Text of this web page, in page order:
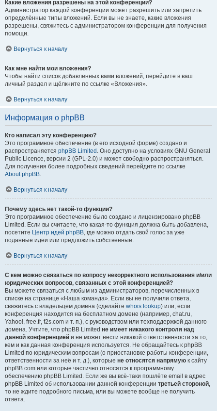
Какие вложения разрешены на этой конференции?
Администратор каждой конференции может разрешить или запретить
определённые типы вложений. Если вы не знаете, какие вложения
разрешены, свяжитесь с администратором конференции для получения
помощи.
Вернуться к началу
Как мне найти мои вложения?
Чтобы найти список добавленных вами вложений, перейдите в ваш
личный раздел и щёлкните по ссылке «Вложения».
Вернуться к началу
Информация о phpBB
Кто написал эту конференцию?
Это программное обеспечение (в его исходной форме) создано и
распространяется phpBB Limited . Оно доступно на условиях GNU General
Public Licence, версии 2 (GPL-2.0) и может свободно распространяться.
Для получения более подробных сведений перейдите по ссылке
About phpBB.
Вернуться к началу
Почему здесь нет такой-то функции?
Это программное обеспечение было создано и лицензировано phpBB
Limited. Если вы считаете, что какая-то функция должна быть добавлена,
посетите Центр идей phpBB, где можно отдать свой голос за уже
поданные идеи или предложить собственные.
Вернуться к началу
С кем можно связаться по вопросу некорректного использования и/или
юридических вопросов, связанных с этой конференцией?
Вы можете связаться с любым из администраторов, перечисленных в
списке на странице «Наша команда». Если вы не получили ответа,
свяжитесь с владельцем домена (сделайте whois lookup) или, если
конференция находится на бесплатном домене (например, chat.ru,
Yahoo!, free.fr, f2s.com и т. п.), с руководством или техподдержкой данного
домена. Учтите, что phpBB Limited не имеет никакого контроля над
данной конференцией и не может нести никакой ответственности за то,
кем и как данная конференция используется. Не обращайтесь к phpBB
Limited по юридическим вопросам (о приостановке работы конференции,
ответственности за неё и т. д.), которые не относятся напрямую к сайту
phpBB.com или которые частично относятся к программному
обеспечению phpBB Limited. Если же вы всё-таки пошлёте email в адрес
phpBB Limited об использовании данной конференции третьей стороной,
то не ждите подробного письма, или вы можете вообще не получить
ответа.